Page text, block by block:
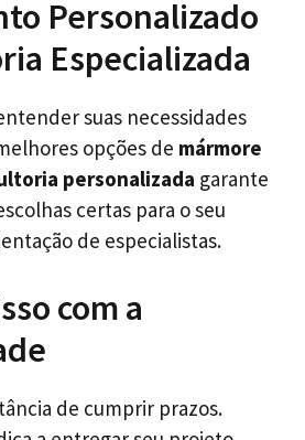
Personalizado
Especializada
suas necessidades
opções de mármore
personalizada garante
certas para o seu
de especialistas.
com a
de cumprir prazos.